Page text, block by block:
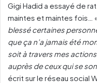
Gigi Hadid a essayé de
maintes et maintes fois…
blessé certaines
que ça n’a jamais été
soit à travers mes
auprès de ceux qui se
écrit sur le réseau social